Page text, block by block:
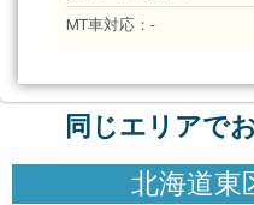
MT車対応：-
同じエリアで
北海道東